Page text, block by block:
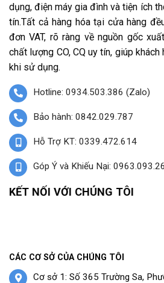
dụng, điện máy gia đình và tiện ích
tín.Tất cả hàng hóa tại cửa hàng
đơn VAT, rõ ràng về nguồn gốc
chất lượng CO, CQ uy tín, giúp
khi sử dụng.
Hotline: 0934.503.386 (Zalo)
Bảo hành: 0842.029.787
Hỗ Trợ KT: 0339.472.614
Góp Ý và Khiếu Nại:
KẾT NỐI VỚI CHÚNG TÔI
CÁC CƠ SỞ CỦA CHÚNG TÔI
Cơ sở 1: Số 365 Trường Sa,